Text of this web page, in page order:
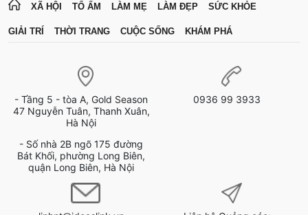
XÃ HỘI TỔ ẤM LÀM MẸ LÀM ĐẸP SỨC KHỎE
GIẢI TRÍ THỜI TRANG CUỘC SỐNG KHÁM PHÁ
- Tầng 5 - tòa A, Gold Season
47 Nguyễn Tuân, Thanh Xuân,
Hà Nội
- Số nhà 2B ngõ 175 đường
Bát Khối, phường Long Biên,
quận Long Biên, Hà Nội
0936 99 3933